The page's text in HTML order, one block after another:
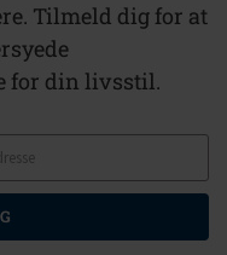
Tilmeld dig for at
for din livsstil.